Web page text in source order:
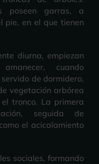
poseen garras, a
pie, en el que tienen
diurna, empiezan
cuando
de dormidero,
vegetación arbórea
tronco. La primera
seguida de
el acicalamiento
sociales, formando